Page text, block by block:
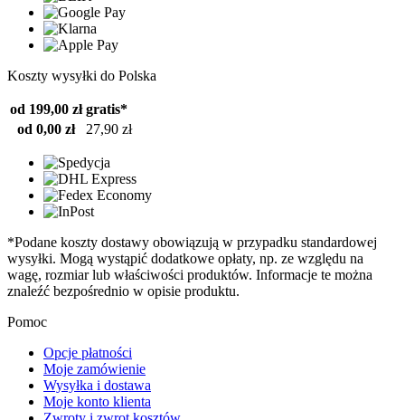
Koszty wysyłki do Polska
od 199,00 zł gratis*
od 0,00 zł
27,90 zł
*Podane koszty dostawy obowiązują w przypadku standardowej
wysyłki. Mogą wystąpić dodatkowe opłaty, np. ze względu na
wagę, rozmiar lub właściwości produktów. Informacje te można
znaleźć bezpośrednio w opisie produktu.
Pomoc
Opcje płatności
Moje zamówienie
Wysyłka i dostawa
Moje konto klienta